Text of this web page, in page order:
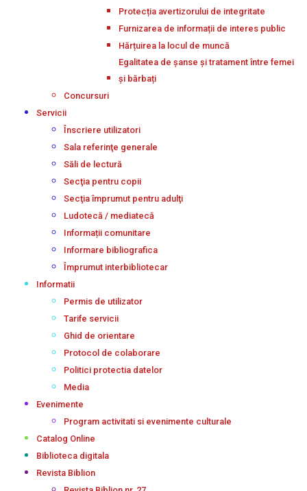
Protecția avertizorului de integritate
Furnizarea de informații de interes public
Hărțuirea la locul de muncă
Egalitatea de șanse și tratament între femei
și bărbați
Concursuri
Servicii
Înscriere utilizatori
Sala referinţe generale
Săli de lectură
Secţia pentru copii
Secţia împrumut pentru adulţi
Ludotecă / mediatecă
Informații comunitare
Informare bibliografica
Împrumut interbibliotecar
Informatii
Permis de utilizator
Tarife servicii
Ghid de orientare
Protocol de colaborare
Politici protectia datelor
Media
Evenimente
Program activitati si evenimente culturale
Catalog Online
Biblioteca digitala
Revista Biblion